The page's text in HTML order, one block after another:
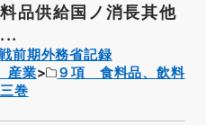
品供給国ノ消長其他
前期外務省記録
業
９項 食料品、飲料
巻